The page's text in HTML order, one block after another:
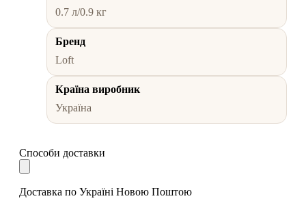
0.7 л/0.9 кг
Бренд
Loft
Країна виробник
Україна
Способи доставки
Доставка по Україні Новою Поштою